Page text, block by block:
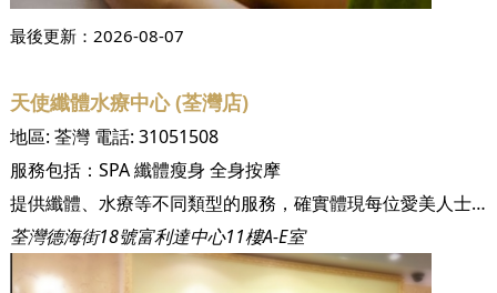
最後更新： 2026-08-07
天使纖體水療中心 (荃灣店)
地區: 荃灣電話: 31051508
服務包括： SPA纖體瘦身全身按摩
提供纖體、水療等不同類型的服務，確實體現每位愛美人士的需要
荃灣德海街18號富利達中心11樓A-E室